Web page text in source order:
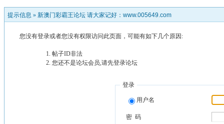
提示信息 » 新澳门彩霸王论坛 请大家记好：www.005649.com
您没有登录或者您没有权限访问此页面，可能有如下几个原因:
帖子ID非法
您还不是论坛会员,请先登录论坛
登录
用户名
密 码